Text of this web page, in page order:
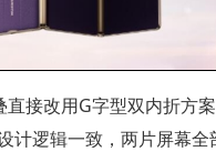
接改用G字型双内折方
计逻辑一致，两片屏幕全